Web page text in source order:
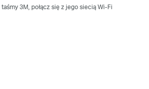
3M, połącz się z jego siecią Wi‑Fi